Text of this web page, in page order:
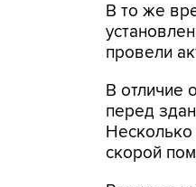
В то же
провели
В отличие
перед
скорой